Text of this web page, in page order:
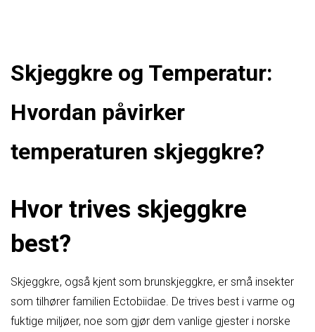
Skjeggkre og Temperatur:
Hvordan påvirker
temperaturen skjeggkre?
Hvor trives skjeggkre
best?
Skjeggkre, også kjent som brunskjeggkre, er små insekter
som tilhører familien Ectobiidae. De trives best i varme og
fuktige miljøer, noe som gjør dem vanlige gjester i norske